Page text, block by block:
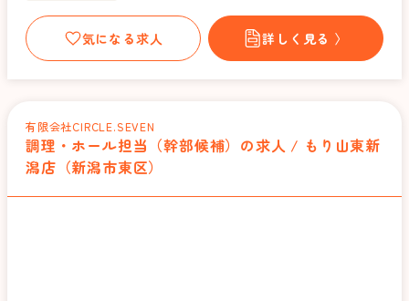
気になる求人 詳しく見る 〉
有限会社CIRCLE.SEVEN
調理・ホール担当（幹部候補）の求人 / もり山東新
潟店（新潟市東区）